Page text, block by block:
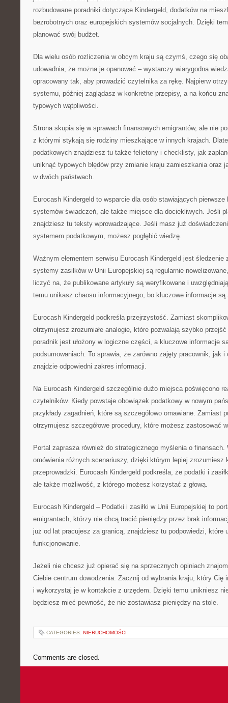
rozbudowane poradniki dotyczące Kindergeld, dodatków na
bezrobotnych oraz europejskich systemów socjalnych. Dzięki
planować swój budżet.
Dla wielu osób rozliczenia w obcym kraju są czymś, czego się
udowadnia, że można je opanować – wystarczy wiarygodna
opracowany tak, aby prowadzić czytelnika za rękę. Najpierw
systemu, później zaglądasz w konkretne przepisy, a na końcu
typowych wątpliwości.
Strona skupia się w sprawach finansowych emigrantów, ale nie
z którymi stykają się rodziny mieszkające w innych krajach.
podatkowych znajdziesz tu także felietony i checklisty, jak
uniknąć typowych błędów przy zmianie kraju zamieszkania oraz
w dwóch państwach.
Eurocash Kindergeld to wsparcie dla osób stawiających
systemów świadczeń, ale także miejsce dla dociekliwych. Jeśli
znajdziesz tu teksty wprowadzające. Jeśli masz już
systemem podatkowym, możesz pogłębić wiedzę.
Ważnym elementem serwisu Eurocash Kindergeld jest śledzenie
systemy zasiłków w Unii Europejskiej są regularnie
liczyć na, że publikowane artykuły są weryfikowane i
temu unikasz chaosu informacyjnego, bo kluczowe informacje
Eurocash Kindergeld podkreśla przejrzystość. Zamiast
otrzymujesz zrozumiałe analogie, które pozwalają szybko
poradnik jest ułożony w logiczne części, a kluczowe informacje
podsumowaniach. To sprawia, że zarówno zajęty pracownik, jak i
znajdzie odpowiedni zakres informacji.
Na Eurocash Kindergeld szczególnie dużo miejsca poświęcono
czytelników. Kiedy powstaje obowiązek podatkowy w nowym
przykłady zagadnień, które są szczegółowo omawiane. Zamiast
otrzymujesz szczegółowe procedury, które możesz zastosować
Portal zaprasza również do strategicznego myślenia o finansach.
omówienia różnych scenariuszy, dzięki którym lepiej zrozumiesz
przeprowadzki. Eurocash Kindergeld podkreśla, że podatki i
ale także możliwość, z którego możesz korzystać z głową.
Eurocash Kindergeld – Podatki i zasiłki w Unii Europejskiej to
emigrantach, którzy nie chcą tracić pieniędzy przez brak
już od lat pracujesz za granicą, znajdziesz tu podpowiedzi, które
funkcjonowanie.
Jeżeli nie chcesz już opierać się na sprzecznych opiniach
Ciebie centrum dowodzenia. Zacznij od wybrania kraju, który Cię
i wykorzystaj je w kontakcie z urzędem. Dzięki temu unikniesz
będziesz mieć pewność, że nie zostawiasz pieniędzy na stole.
CATEGORIES: NIERUCHOMOŚCI
Comments are closed.